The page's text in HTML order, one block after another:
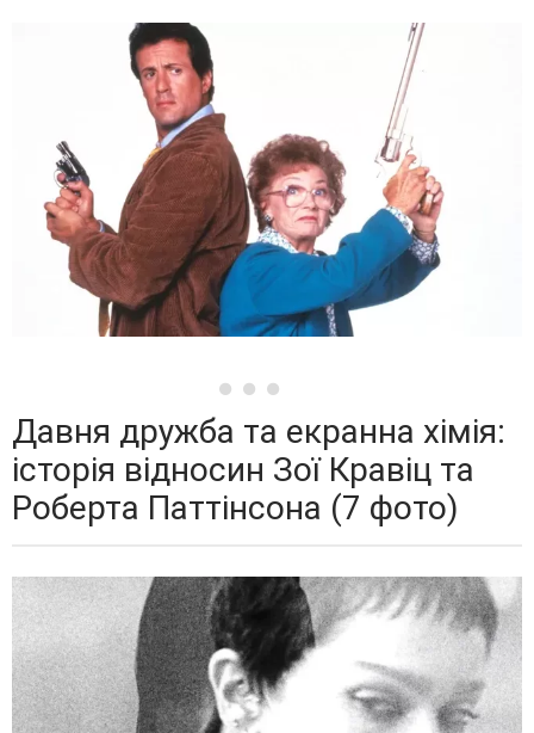
Давня дружба та екранна хімія:
історія відносин Зої Кравіц та
Роберта Паттінсона (7 фото)